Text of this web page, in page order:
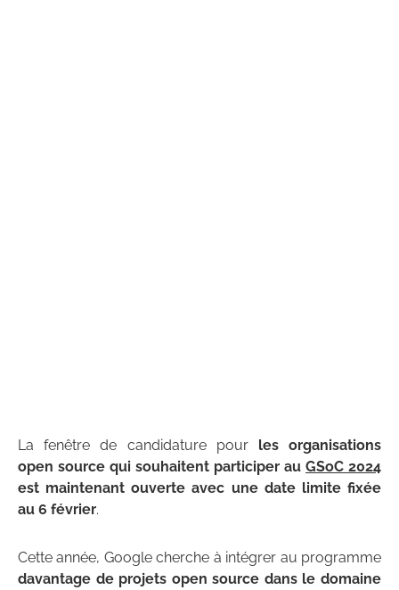
La fenêtre de candidature pour les organisations
open source qui souhaitent participer au GSoC 2024
est maintenant ouverte avec une date limite fixée
au 6 février.
Cette année, Google cherche à intégrer au programme
davantage de projets open source dans le domaine